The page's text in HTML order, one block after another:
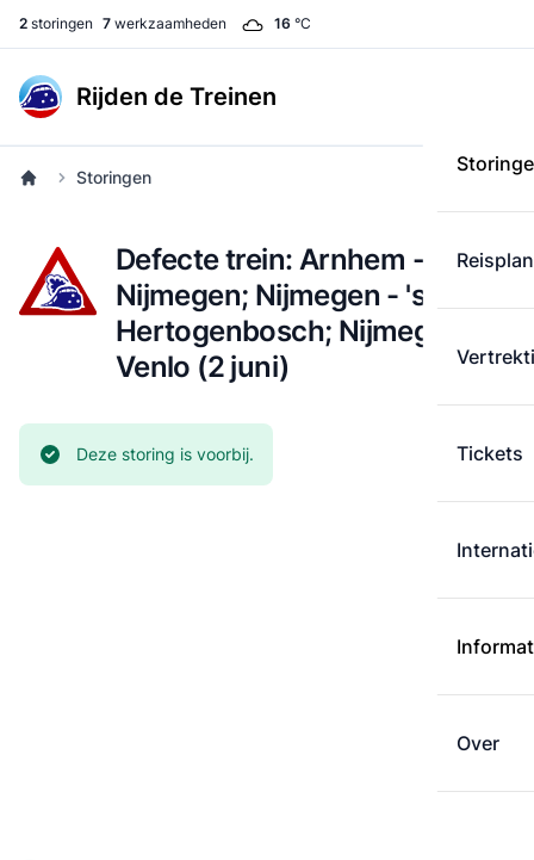
2 storingen 7 werkzaamheden 16 °C
Rijden de Treinen
Tickets
Over
Storingen
Defecte trein: Arnhem -
Nijmegen; Nijmegen - 's-
Hertogenbosch; Nijmegen -
Venlo (2 juni)
Huidige status:
Deze storing is voorbij.